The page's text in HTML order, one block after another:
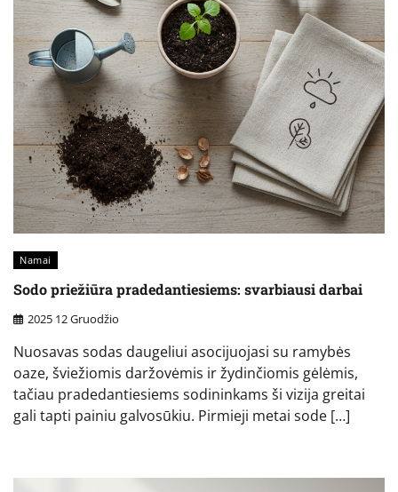
Namai
Sodo priežiūra pradedantiesiems: svarbiausi darbai
2025 12 Gruodžio
Nuosavas sodas daugeliui asocijuojasi su ramybės
oaze, šviežiomis daržovėmis ir žydinčiomis gėlėmis,
tačiau pradedantiesiems sodininkams ši vizija greitai
gali tapti painiu galvosūkiu. Pirmieji metai sode […]